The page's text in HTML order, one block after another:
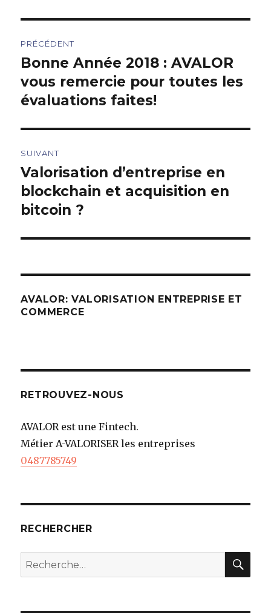
de
l’article
PRÉCÉDENT
Article
précédent :
Bonne Année 2018 : AVALOR
vous remercie pour toutes les
évaluations faites!
SUIVANT
Article
suivant :
Valorisation d’entreprise en
blockchain et acquisition en
bitcoin ?
AVALOR: VALORISATION ENTREPRISE ET
COMMERCE
RETROUVEZ-NOUS
AVALOR est une Fintech.
Métier A-VALORISER les entreprises
0487785749
RECHERCHER
Recherche
pour